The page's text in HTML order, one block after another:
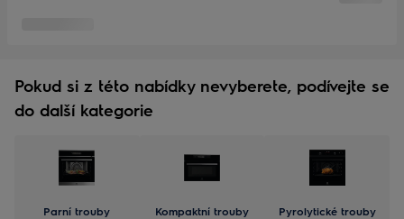
Pokud si z této nabídky nevyberete, podívejte se
do další kategorie
Parní trouby Kompaktní trouby Pyrolytické trouby